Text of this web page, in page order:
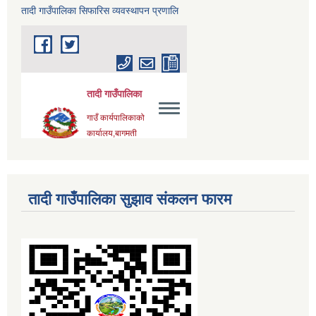
तादी गाउँपालिका सिफारिस व्यवस्थापन प्रणालि
तादी गाउँपालिका सुझाव संकलन फारम